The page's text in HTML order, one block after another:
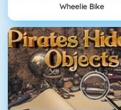
Wheelie Bike